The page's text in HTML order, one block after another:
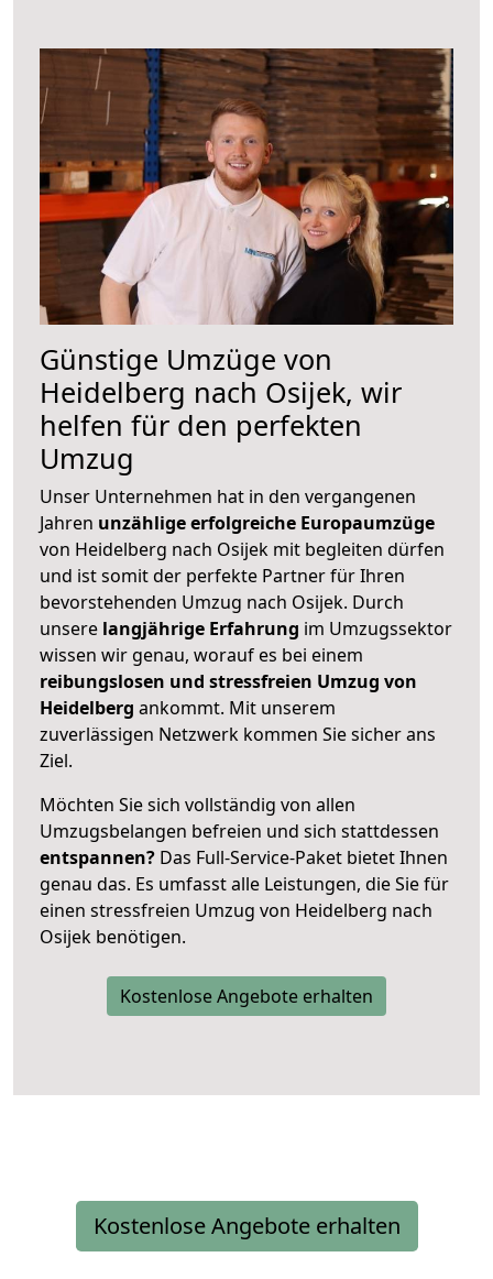
Günstige Umzüge von
Heidelberg nach Osijek, wir
helfen für den perfekten
Umzug
Unser Unternehmen hat in den vergangenen
Jahren unzählige erfolgreiche Europaumzüge
von Heidelberg nach Osijek mit begleiten dürfen
und ist somit der perfekte Partner für Ihren
bevorstehenden Umzug nach Osijek. Durch
unsere langjährige Erfahrung im Umzugssektor
wissen wir genau, worauf es bei einem
reibungslosen und stressfreien Umzug von
Heidelberg ankommt. Mit unserem
zuverlässigen Netzwerk kommen Sie sicher ans
Ziel.
Möchten Sie sich vollständig von allen
Umzugsbelangen befreien und sich stattdessen
entspannen? Das Full-Service-Paket bietet Ihnen
genau das. Es umfasst alle Leistungen, die Sie für
einen stressfreien Umzug von Heidelberg nach
Osijek benötigen.
Kostenlose Angebote erhalten
Kostenlose Angebote erhalten